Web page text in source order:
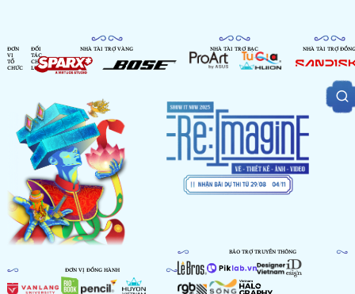
ĐƠN
VỊ
TỔ
CHỨC
ĐỐI
TÁC
CHIẾN
LƯỢC
NHÀ TÀI TRỢ VÀNG NHÀ TÀI TRỢ BẠC NHÀ TÀI TRỢ ĐỒNG
ĐƠN VỊ ĐỒNG HÀNH
BẢO TRỢ TRUYỀN THÔNG